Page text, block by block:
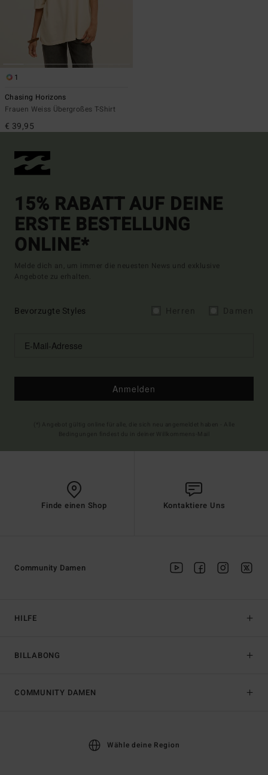
1
Chasing Horizons
Frauen Weiss Übergroßes T-Shirt
€ 39,95
15% RABATT AUF DEINE
ERSTE BESTELLUNG
ONLINE*
Melde dich an, um immer die neuesten News und exklusive
Angebote zu erhalten.
Bevorzugte Styles
Anmelden
Finde einen Shop Kontaktiere Uns
HILFE
BILLABONG
Community Damen
COMMUNITY DAMEN
Wähle deine Region